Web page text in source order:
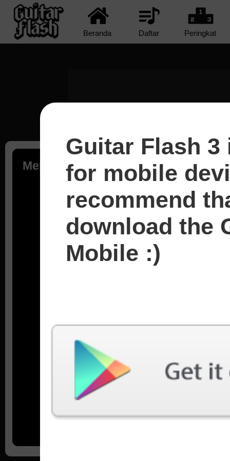
Beranda Daftar Peringkat
Memuat...
Guitar Flash
for mobile
recommend
download the
Mobile :)